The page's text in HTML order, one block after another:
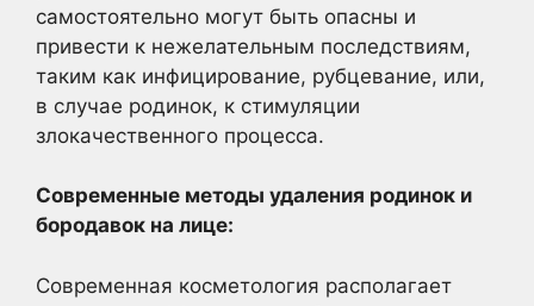
самостоятельно могут быть опасны и
привести к нежелательным последствиям,
таким как инфицирование, рубцевание, или,
в случае родинок, к стимуляции
злокачественного процесса.
Современные методы удаления родинок и
бородавок на лице:
Современная косметология располагает